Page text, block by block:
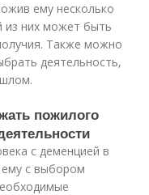
ему несколько
из них может быть
Также можно
деятельность,
пожилого
с деменцией в
с выбором